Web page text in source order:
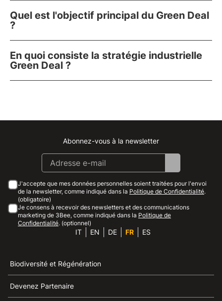
Quel est l'objectif principal du Green Deal
?
En quoi consiste la stratégie industrielle
Green Deal ?
Instagram
Facebook
Linkedin
Youtube
Abonnez-vous à la newsletter
J'accepte que mes données personnelles soient traitées pour l'envoi
de la newsletter, comme indiqué dans la Politique de Confidentialité.
(obligatoire)
Je consens à recevoir des newsletters et des communications
marketing de 3Bee, comme indiqué dans la Politique de
Confidentialité. (optionnel)
IT EN DE FR ES
Biodiversité et Régénération
Devenez Partenaire